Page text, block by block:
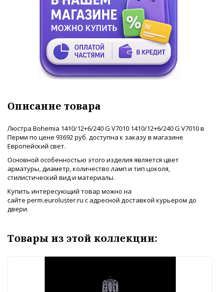
Описание товара
Люстра Bohemia 1410/12+6/240 G V7010 1410/12+6/240 G V7010 в
Перми по цене 93692 руб. доступна к заказу в магазине
Европейский свет.
Основной особенностью этого изделия является цвет
арматуры, диаметр, количество ламп и тип цоколя,
стилистический вид и материалы.
Купить интересующий товар можно на
сайте perm.euroluster.ru с адресной доставкой курьером до
двери.
Товары из этой коллекции: